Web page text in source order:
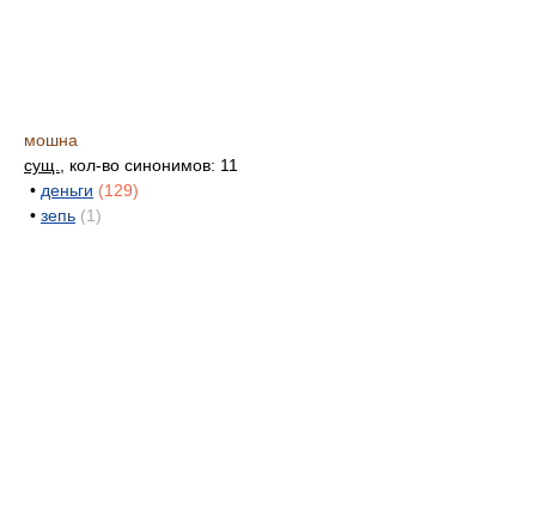
мошна
сущ.
, кол-во синонимов: 11
• деньги (129)
• зепь (1)